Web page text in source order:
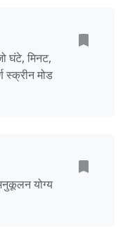
घंटे, मिनट,
स्क्रीन मोड
योग्य